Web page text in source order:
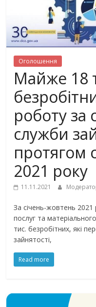
Оголошення
Майже 18
роботу за
служби
протягом
2021 року
11.11.2021
За січень-жовтень 2021
послуг та
тис. безробітних, які
зайнятості,
Read more